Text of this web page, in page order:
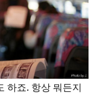
하죠. 항상 뭐든지